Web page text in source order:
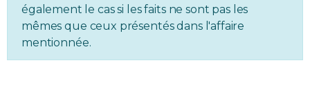
App APQ
Médias
également le cas si les faits ne sont pas les
mêmes que ceux présentés dans l'affaire
mentionnée.